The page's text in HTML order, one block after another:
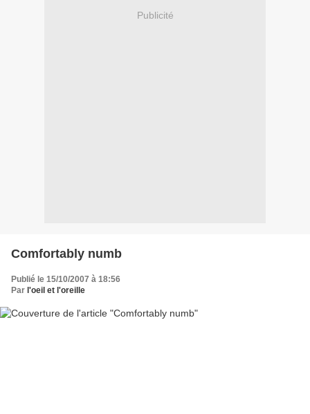
Publicité
Comfortably numb
Publié le 15/10/2007 à 18:56
Par l'oeil et l'oreille